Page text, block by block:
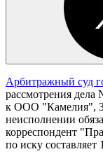
Арбитражный суд
рассмотрения
к ООО "Камелия",
неисполнении
корреспондент
по иску